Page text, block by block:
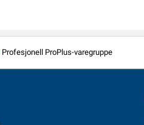
Profesjonell ProPlus-varegruppe